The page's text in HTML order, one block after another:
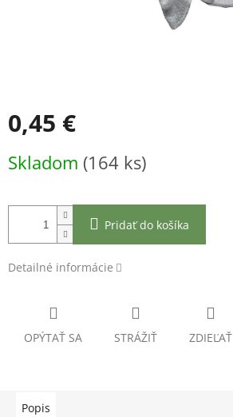
0,45 €
cena:
Skladom (164 ks)
Pridať do košíka
Detailné informácie
OPÝTAŤ SA STRÁŽIŤ ZDIEĽAŤ
Popis